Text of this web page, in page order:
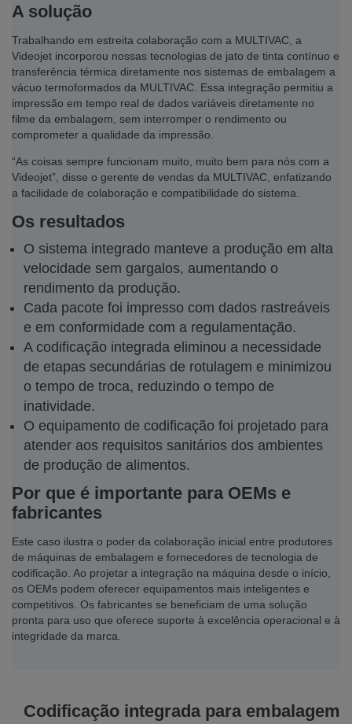
A solução
Trabalhando em estreita colaboração com a MULTIVAC, a
Videojet incorporou nossas tecnologias de jato de tinta contínuo e
transferência térmica diretamente nos sistemas de embalagem a
vácuo termoformados da MULTIVAC. Essa integração permitiu a
impressão em tempo real de dados variáveis diretamente no
filme da embalagem, sem interromper o rendimento ou
comprometer a qualidade da impressão.
“As coisas sempre funcionam muito, muito bem para nós com a
Videojet”, disse o gerente de vendas da MULTIVAC, enfatizando
a facilidade de colaboração e compatibilidade do sistema.
Os resultados
O sistema integrado manteve a produção em alta
velocidade sem gargalos, aumentando o
rendimento da produção.
Cada pacote foi impresso com dados rastreáveis
e em conformidade com a regulamentação.
A codificação integrada eliminou a necessidade
de etapas secundárias de rotulagem e minimizou
o tempo de troca, reduzindo o tempo de
inatividade.
O equipamento de codificação foi projetado para
atender aos requisitos sanitários dos ambientes
de produção de alimentos.
Por que é importante para OEMs e
fabricantes
Este caso ilustra o poder da colaboração inicial entre produtores
de máquinas de embalagem e fornecedores de tecnologia de
codificação. Ao projetar a integração na máquina desde o início,
os OEMs podem oferecer equipamentos mais inteligentes e
competitivos. Os fabricantes se beneficiam de uma solução
pronta para uso que oferece suporte à excelência operacional e à
integridade da marca.
Codificação integrada para embalagem